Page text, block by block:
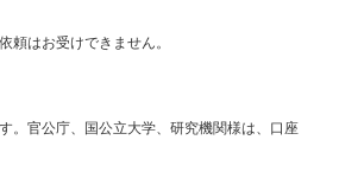
はお受けできません。
。官公庁、国公立大学、研究機関様は、口座